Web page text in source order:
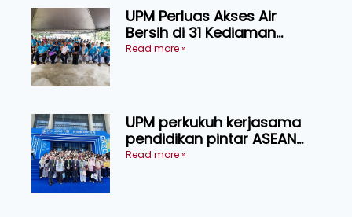
UPM Perluas Akses Air
Bersih di 31 Kediaman
Orang Asli Tasik Chini
Read more »
UPM perkukuh kerjasama
pendidikan pintar ASEAN
menerusi lawatan rasmi ke
Read more »